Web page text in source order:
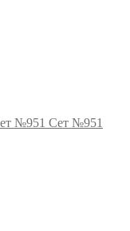
Сет №951